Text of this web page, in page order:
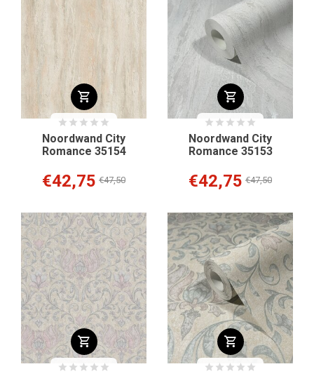
Noordwand City
Romance 35154
€42,75 €47,50
Noordwand City
Romance 35153
€42,75 €47,50